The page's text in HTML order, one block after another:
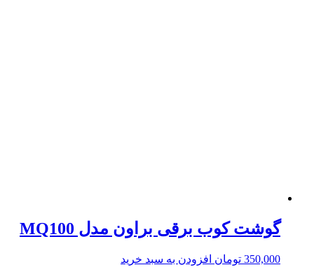
گوشت کوب برقی براون مدل MQ100
350,000 تومان افزودن به سبد خرید